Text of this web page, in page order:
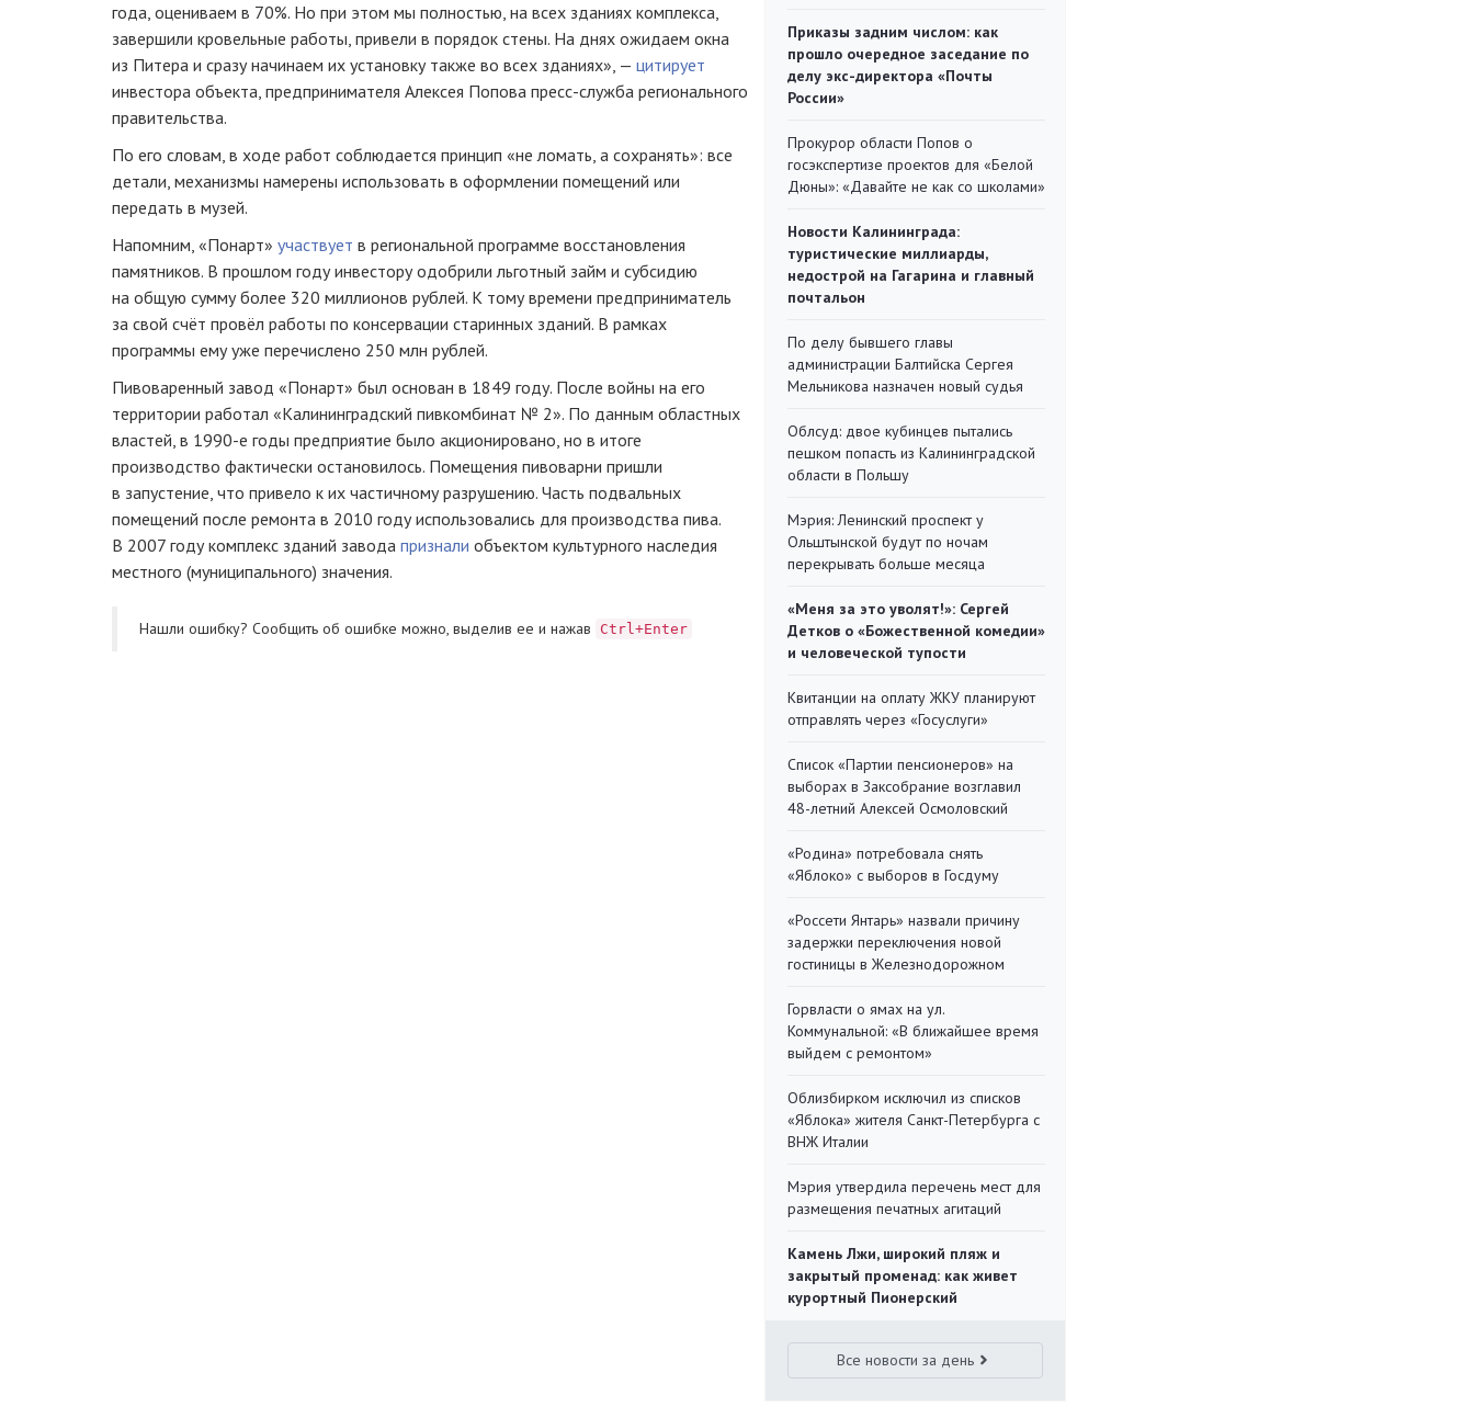
года, оцениваем в 70%. Но при этом мы полностью, на всех зданиях комплекса,
завершили кровельные работы, привели в порядок стены. На днях ожидаем окна
из Питера и сразу начинаем их установку также во всех зданиях», — цитирует
инвестора объекта, предпринимателя Алексея Попова пресс-служба регионального
правительства.
По его словам, в ходе работ соблюдается принцип «не ломать, а сохранять»: все
детали, механизмы намерены использовать в оформлении помещений или
передать в музей.
Напомним, «Понарт» участвует в региональной программе восстановления
памятников. В прошлом году инвестору одобрили льготный займ и субсидию
на общую сумму более 320 миллионов рублей. К тому времени предприниматель
за свой счёт провёл работы по консервации старинных зданий. В рамках
программы ему уже перечислено 250 млн рублей.
Пивоваренный завод «Понарт» был основан в 1849 году. После войны на его
территории работал «Калининградский пивкомбинат № 2». По данным областных
властей, в 1990-е годы предприятие было акционировано, но в итоге
производство фактически остановилось. Помещения пивоварни пришли
в запустение, что привело к их частичному разрушению. Часть подвальных
помещений после ремонта в 2010 году использовались для производства пива.
В 2007 году комплекс зданий завода признали объектом культурного наследия
местного (муниципального) значения.
Нашли ошибку? Cообщить об ошибке можно, выделив ее и нажав Ctrl+Enter
Приказы задним числом: как
прошло очередное заседание по
делу экс-директора «Почты
России»
Прокурор области Попов о
госэкспертизе проектов для «Белой
Дюны»: «Давайте не как со школами»
Новости Калининграда:
туристические миллиарды,
недострой на Гагарина и главный
почтальон
По делу бывшего главы
администрации Балтийска Сергея
Мельникова назначен новый судья
Облсуд: двое кубинцев пытались
пешком попасть из Калининградской
области в Польшу
Мэрия: Ленинский проспект у
Ольштынской будут по ночам
перекрывать больше месяца
«Меня за это уволят!»: Сергей
Детков о «Божественной комедии»
и человеческой тупости
Квитанции на оплату ЖКУ планируют
отправлять через «Госуслуги»
Список «Партии пенсионеров» на
выборах в Заксобрание возглавил
48-летний Алексей Осмоловский
«Родина» потребовала снять
«Яблоко» с выборов в Госдуму
«Россети Янтарь» назвали причину
задержки переключения новой
гостиницы в Железнодорожном
Горвласти о ямах на ул.
Коммунальной: «В ближайшее время
выйдем с ремонтом»
Облизбирком исключил из списков
«Яблока» жителя Санкт-Петербурга с
ВНЖ Италии
Мэрия утвердила перечень мест для
размещения печатных агитаций
Камень Лжи, широкий пляж и
закрытый променад: как живет
курортный Пионерский
Все новости за день